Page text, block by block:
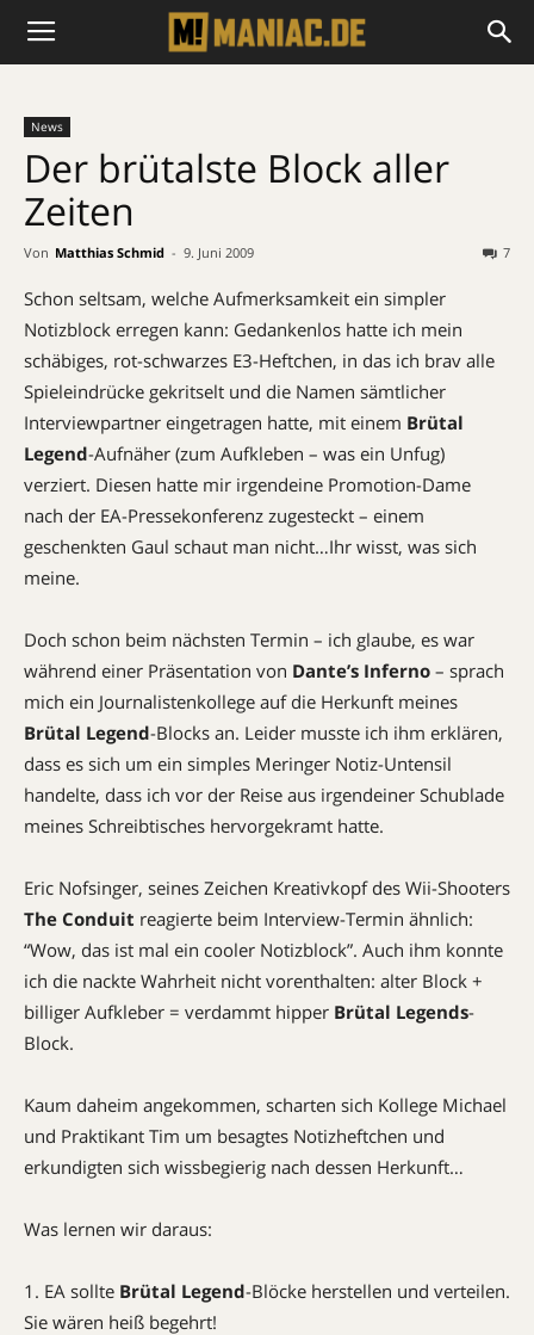
News
Der brütalste Block aller
Zeiten
Von Matthias Schmid - 9. Juni 2009 7
Schon seltsam, welche Aufmerksamkeit ein simpler
Notizblock erregen kann: Gedankenlos hatte ich mein
schäbiges, rot-schwarzes E3-Heftchen, in das ich brav alle
Spieleindrücke gekritselt und die Namen sämtlicher
Interviewpartner eingetragen hatte, mit einem Brütal
Legend-Aufnäher (zum Aufkleben – was ein Unfug)
verziert. Diesen hatte mir irgendeine Promotion-Dame
nach der EA-Pressekonferenz zugesteckt – einem
geschenkten Gaul schaut man nicht…Ihr wisst, was sich
meine.
Doch schon beim nächsten Termin – ich glaube, es war
während einer Präsentation von Dante’s Inferno – sprach
mich ein Journalistenkollege auf die Herkunft meines
Brütal Legend-Blocks an. Leider musste ich ihm erklären,
dass es sich um ein simples Meringer Notiz-Untensil
handelte, dass ich vor der Reise aus irgendeiner Schublade
meines Schreibtisches hervorgekramt hatte.
Eric Nofsinger, seines Zeichen Kreativkopf des Wii-Shooters
The Conduit reagierte beim Interview-Termin ähnlich:
“Wow, das ist mal ein cooler Notizblock”. Auch ihm konnte
ich die nackte Wahrheit nicht vorenthalten: alter Block +
billiger Aufkleber = verdammt hipper Brütal Legends-
Block.
Kaum daheim angekommen, scharten sich Kollege Michael
und Praktikant Tim um besagtes Notizheftchen und
erkundigten sich wissbegierig nach dessen Herkunft…
Was lernen wir daraus:
1. EA sollte Brütal Legend-Blöcke herstellen und verteilen.
Sie wären heiß begehrt!